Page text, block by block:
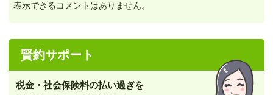
表示できるコメントはありません。
賢約サポート
税金・社会保険料の払い過ぎを